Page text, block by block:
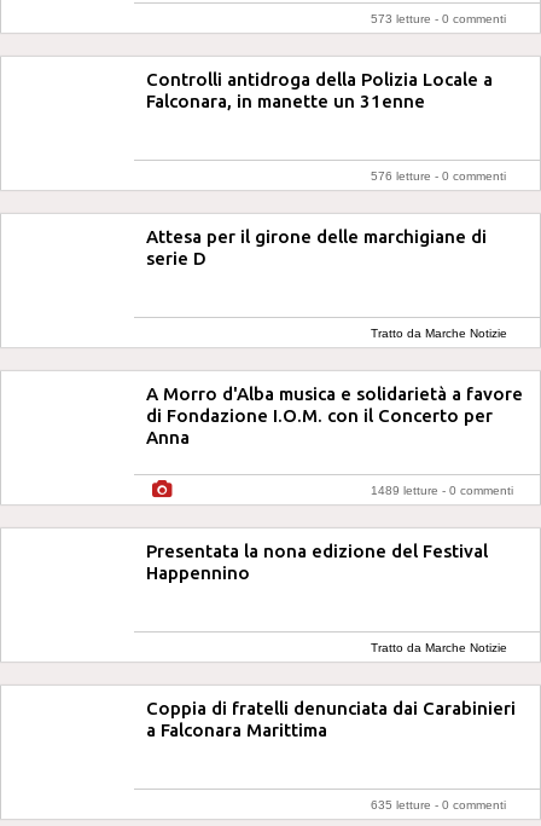
573 letture - 0 commenti
Controlli antidroga della Polizia Locale a
Falconara, in manette un 31enne
576 letture - 0 commenti
Attesa per il girone delle marchigiane di
serie D
Tratto da Marche Notizie
A Morro d'Alba musica e solidarietà a favore
di Fondazione I.O.M. con il Concerto per
Anna
1489 letture - 0 commenti
Presentata la nona edizione del Festival
Happennino
Tratto da Marche Notizie
Coppia di fratelli denunciata dai Carabinieri
a Falconara Marittima
635 letture - 0 commenti